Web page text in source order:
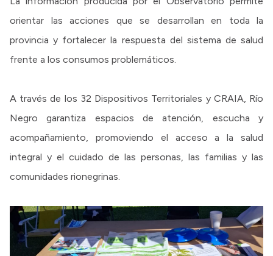
orientar las acciones que se desarrollan en toda la
provincia y fortalecer la respuesta del sistema de salud
frente a los consumos problemáticos.
A través de los 32 Dispositivos Territoriales y CRAIA, Río
Negro garantiza espacios de atención, escucha y
acompañamiento, promoviendo el acceso a la salud
integral y el cuidado de las personas, las familias y las
comunidades rionegrinas.